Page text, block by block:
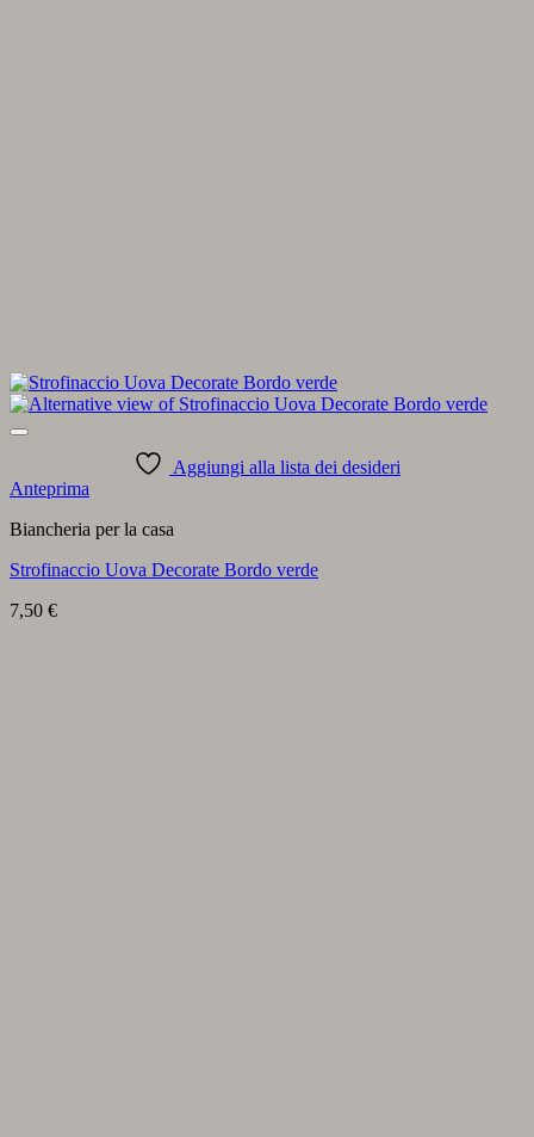
Aggiungi alla lista dei desideri
Anteprima
Biancheria per la casa
Strofinaccio Uova Decorate Bordo verde
7,50 €